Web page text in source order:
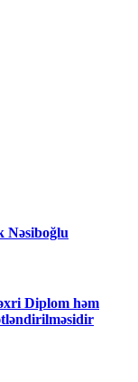
Nəsiboğlu
Diplom həm